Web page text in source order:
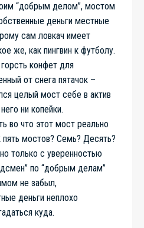
“добрым делом”, мостом
деньги местные
сам ловкач имеет
же, как пингвин к футболу.
конфет для
от снега пятачок –
целый мост себе в актив
ни копейки.
во что этот мост реально
мостов? Семь? Десять?
только с уверенностью
по “добрым делам”
не забыл,
деньги неплохо
куда.